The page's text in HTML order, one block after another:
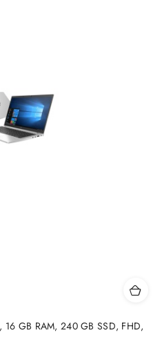
GB RAM, 240 GB SSD, FHD,